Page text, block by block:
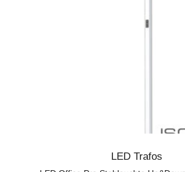
LED Trafos